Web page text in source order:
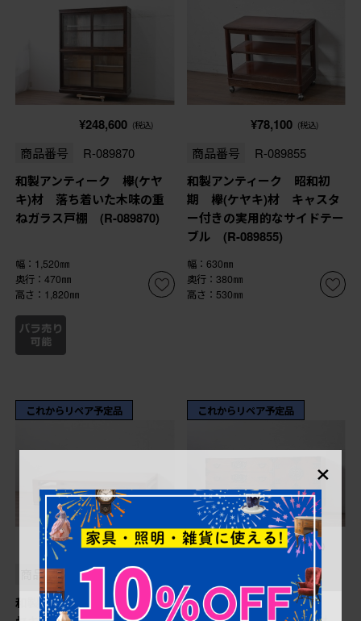
¥248,600 (税込)
商品番号 R-089870
和製アンティーク 欅(ケヤ
キ)材 落ち着いた木味の重
ねガラス戸棚 (R-089870)
幅：1,520㎜
奥行：470㎜
高さ：1,820㎜
¥78,100 (税込)
商品番号 R-089855
和製アンティーク 昭和初
期 欅(ケヤキ)材 キャスタ
ー付きの実用的なサイドテー
ブル (R-089855)
幅：630㎜
奥行：380㎜
高さ：530㎜
これからリペア予定品
¥99,000 (税込)
商品番号 R-089843
和製アンティーク 総欅(ケ
これからリペア予定品
¥228,800 (税込)
R-089496
《天板取り付け加工費込
×